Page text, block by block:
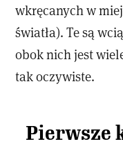
wkręcanych w
światła). Te są
obok nich jest
tak oczywiste.
Pierwsze